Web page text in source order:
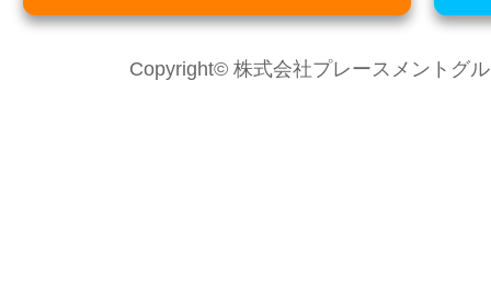
Copyright© 株式会社プレースメントグ